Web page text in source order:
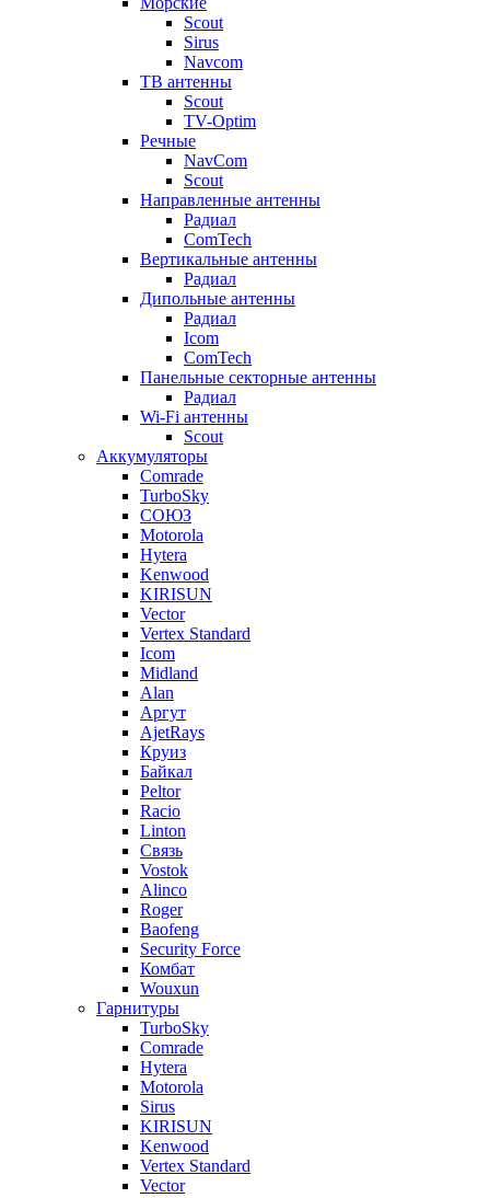
Scout
Sirus
Navcom
ТВ антенны
Scout
TV-Optim
Речные
NavCom
Scout
Направленные антенны
Радиал
ComTech
Вертикальные антенны
Радиал
Дипольные антенны
Радиал
Icom
ComTech
Панельные секторные антенны
Радиал
Wi-Fi антенны
Scout
Аккумуляторы
Comrade
TurboSky
СОЮЗ
Motorola
Hytera
Kenwood
KIRISUN
Vector
Vertex Standard
Icom
Midland
Alan
Аргут
AjetRays
Круиз
Байкал
Peltor
Racio
Linton
Связь
Vostok
Alinco
Roger
Baofeng
Security Force
Комбат
Wouxun
Гарнитуры
TurboSky
Comrade
Hytera
Motorola
Sirus
KIRISUN
Kenwood
Vertex Standard
Vector